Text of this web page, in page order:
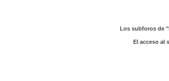
Los subforos de
El acceso al